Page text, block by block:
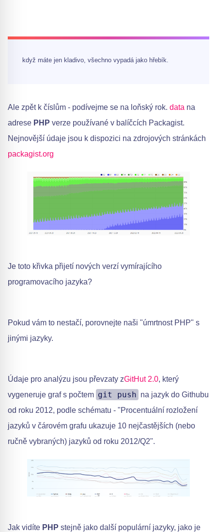
když máte jen kladivo, všechno vypadá jako hřebík.
Ale zpět k číslům - podívejme se na loňský rok. data na
adrese PHP verze používané v balíčcích Packagist.
Nejnovější údaje jsou k dispozici na zdrojových stránkách
packagist.org
Je toto křivka přijetí nových verzí vymírajícího
programovacího jazyka?
Pokud vám to nestačí, porovnejte naši "úmrtnost PHP" s
jinými jazyky.
Údaje pro analýzu jsou převzaty zGitHut 2.0, který
vygeneruje graf s počtem git push na jazyk do Githubu
od roku 2012, podle schématu - "Procentuální rozložení
jazyků v čárovém grafu ukazuje 10 nejčastějších (nebo
ručně vybraných) jazyků od roku 2012/Q2".
Jak vidíte PHP stejně jako další populární jazyky, jako je